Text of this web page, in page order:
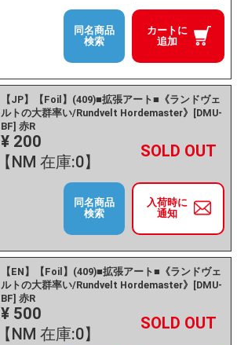
カートに
追加
同名商品
検索
【JP】【Foil】(409)■拡張アート■《ランドヴェ
ルトの大群率い/Rundvelt Hordemaster》[DMU-
BF] 赤R
¥ 200
【NM 在庫:0】
－ +
入荷時に
通知
同名商品
検索
【EN】【Foil】(409)■拡張アート■《ランドヴェ
ルトの大群率い/Rundvelt Hordemaster》[DMU-
BF] 赤R
¥ 500
【NM 在庫:0】
－ +